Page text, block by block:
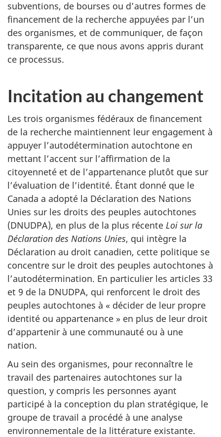
subventions, de bourses ou d’autres formes de
financement de la recherche appuyées par l’un
des organismes, et de communiquer, de façon
transparente, ce que nous avons appris durant
ce processus.
Incitation au changement
Les trois organismes fédéraux de financement
de la recherche maintiennent leur engagement à
appuyer l’autodétermination autochtone en
mettant l’accent sur l’affirmation de la
citoyenneté et de l’appartenance plutôt que sur
l’évaluation de l’identité. Étant donné que le
Canada a adopté la Déclaration des Nations
Unies sur les droits des peuples autochtones
(DNUDPA), en plus de la plus récente Loi sur la
Déclaration des Nations Unies, qui intègre la
Déclaration au droit canadien, cette politique se
concentre sur le droit des peuples autochtones à
l’autodétermination. En particulier les articles 33
et 9 de la DNUDPA, qui renforcent le droit des
peuples autochtones à « décider de leur propre
identité ou appartenance » en plus de leur droit
d’appartenir à une communauté ou à une
nation.
Au sein des organismes, pour reconnaître le
travail des partenaires autochtones sur la
question, y compris les personnes ayant
participé à la conception du plan stratégique, le
groupe de travail a procédé à une analyse
environnementale de la littérature existante.